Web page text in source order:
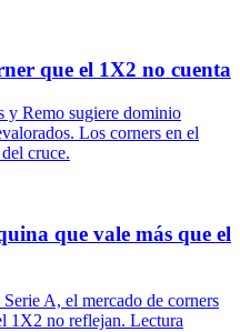
que el 1X2 no cuenta
y Remo sugiere dominio
Los corners en el
cruce.
que vale más que el
A, el mercado de corners
1X2 no reflejan. Lectura